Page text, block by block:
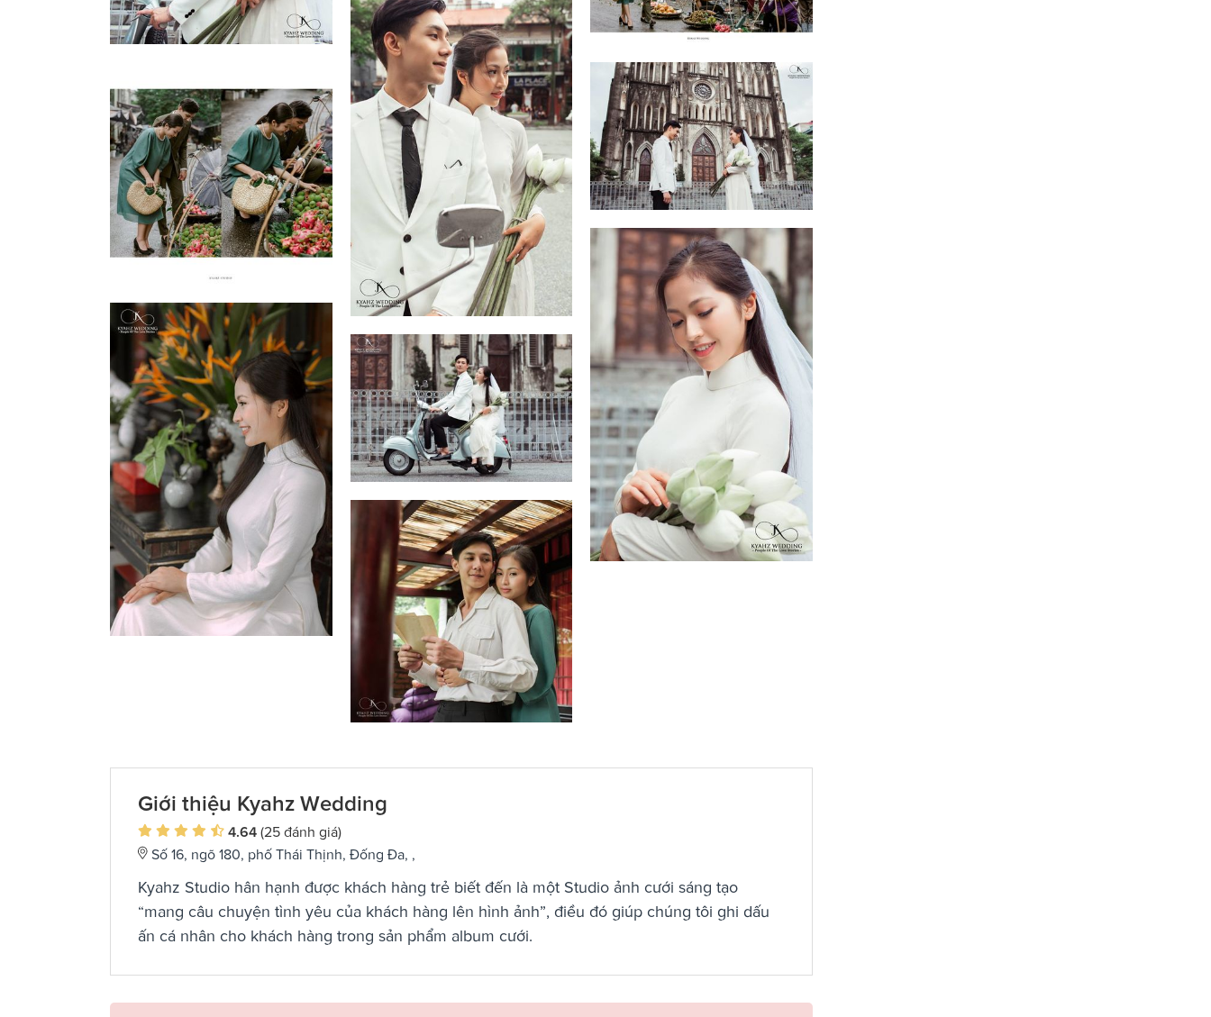
Giới thiệu Kyahz Wedding
4.64 (25 đánh giá)
Số 16, ngõ 180, phố Thái Thịnh, Đống Đa, ,
Kyahz Studio hân hạnh được khách hàng trẻ biết đến là một Studio ảnh cưới sáng tạo
“mang câu chuyện tình yêu của khách hàng lên hình ảnh”, điều đó giúp chúng tôi ghi dấu
ấn cá nhân cho khách hàng trong sản phẩm album cưới.